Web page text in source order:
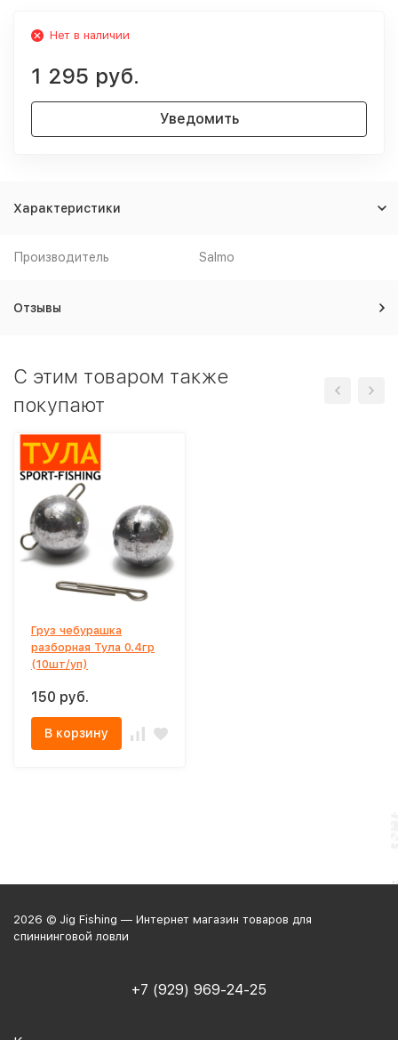
Нет в наличии
1 295 руб.
Уведомить
Характеристики
Производитель Salmo
Отзывы
C этим товаром также
покупают
Груз чебурашка
разборная Тула 0.4гр
(10шт/уп)
150 руб.
В корзину
2026 © Jig Fishing — Интернет магазин товаров для
спиннинговой ловли
+7 (929) 969-24-25